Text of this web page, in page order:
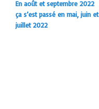
En août et septembre 2022
ça s’est passé en mai, juin et
juillet 2022